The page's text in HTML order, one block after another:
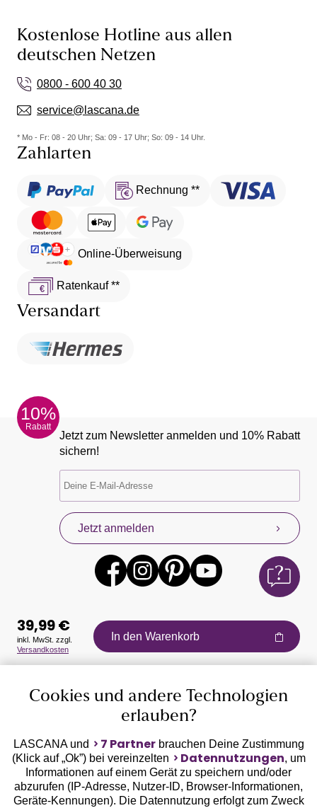
Kostenlose Hotline aus allen
deutschen Netzen
0800 - 600 40 30
service@lascana.de
* Mo - Fr: 08 - 20 Uhr; Sa: 09 - 17 Uhr; So: 09 - 14 Uhr.
Zahlarten
Rechnung **
Online-Überweisung
Ratenkauf **
Versandart
10%
Rabatt
Jetzt zum Newsletter anmelden und 10% Rabatt
sichern!
Jetzt anmelden
Auszeichnungen
Geprüfte Sicherheit
39,99 €
inkl. MwSt. zzgl.
Versandkosten
In den Warenkorb
Cookies und andere Technologien
erlauben?
LASCANA und 7 Partnerbrauchen Deine Zustimmung
(Klick auf „Ok”) bei vereinzelten
Datennutzungen, um
Informationen auf einem Gerät zu speichern und/oder
abzurufen (IP-Adresse, Nutzer-ID, Browser-Informationen,
Geräte-Kennungen). Die Datennutzung erfolgt zum Zweck